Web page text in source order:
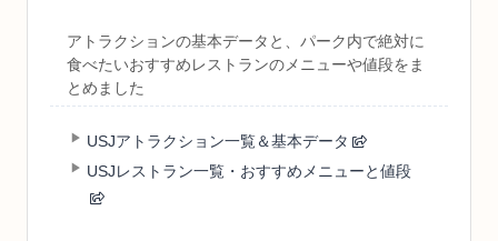
アトラクションの基本データと、パーク内で絶対に
食べたいおすすめレストランのメニューや値段をま
とめました
USJアトラクション一覧＆基本データ
USJレストラン一覧・おすすめメニューと値段